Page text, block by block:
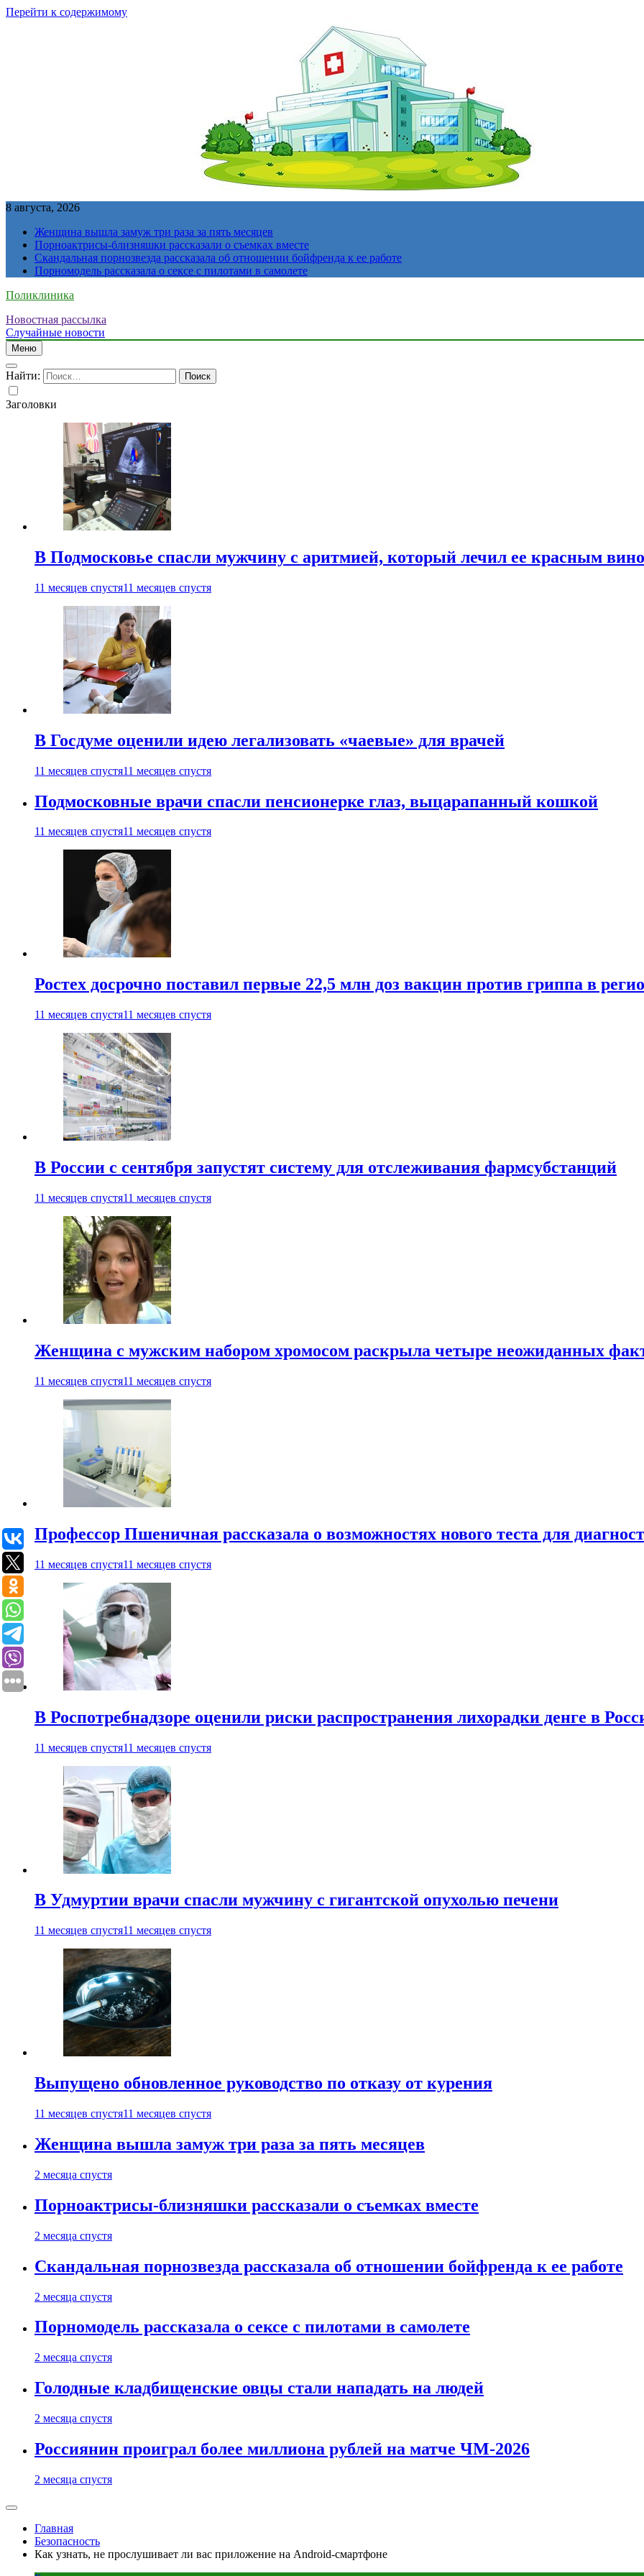
Перейти к содержимому
8 августа, 2026
Женщина вышла замуж три раза за пять месяцев
Порноактрисы-близняшки рассказали о съемках вместе
Скандальная порнозвезда рассказала об отношении бойфренда к ее работе
Порномодель рассказала о сексе с пилотами в самолете
Поликлиника
Новостная рассылка
Случайные новости
Меню
Найти:
Заголовки
В Подмосковье спасли мужчину с аритмией, который лечил ее красным
11 месяцев спустя11 месяцев спустя
В Госдуме оценили идею легализовать «чаевые» для врачей
11 месяцев спустя11 месяцев спустя
Подмосковные врачи спасли пенсионерке глаз, выцарапанный кошкой
11 месяцев спустя11 месяцев спустя
Ростех досрочно поставил первые 22,5 млн доз вакцин против гриппа в
11 месяцев спустя11 месяцев спустя
В России с сентября запустят систему для отслеживания фармсубстанций
11 месяцев спустя11 месяцев спустя
Женщина с мужским набором хромосом раскрыла четыре неожиданных
11 месяцев спустя11 месяцев спустя
Профессор Пшеничная рассказала о возможностях нового теста для
11 месяцев спустя11 месяцев спустя
В Роспотребнадзоре оценили риски распространения лихорадки денге в
11 месяцев спустя11 месяцев спустя
В Удмуртии врачи спасли мужчину с гигантской опухолью печени
11 месяцев спустя11 месяцев спустя
Выпущено обновленное руководство по отказу от курения
11 месяцев спустя11 месяцев спустя
Женщина вышла замуж три раза за пять месяцев
2 месяца спустя
Порноактрисы-близняшки рассказали о съемках вместе
2 месяца спустя
Скандальная порнозвезда рассказала об отношении бойфренда к ее работе
2 месяца спустя
Порномодель рассказала о сексе с пилотами в самолете
2 месяца спустя
Голодные кладбищенские овцы стали нападать на людей
2 месяца спустя
Россиянин проиграл более миллиона рублей на матче ЧМ-2026
2 месяца спустя
Главная
Безопасность
Как узнать, не прослушивает ли вас приложение на Android-смартфоне